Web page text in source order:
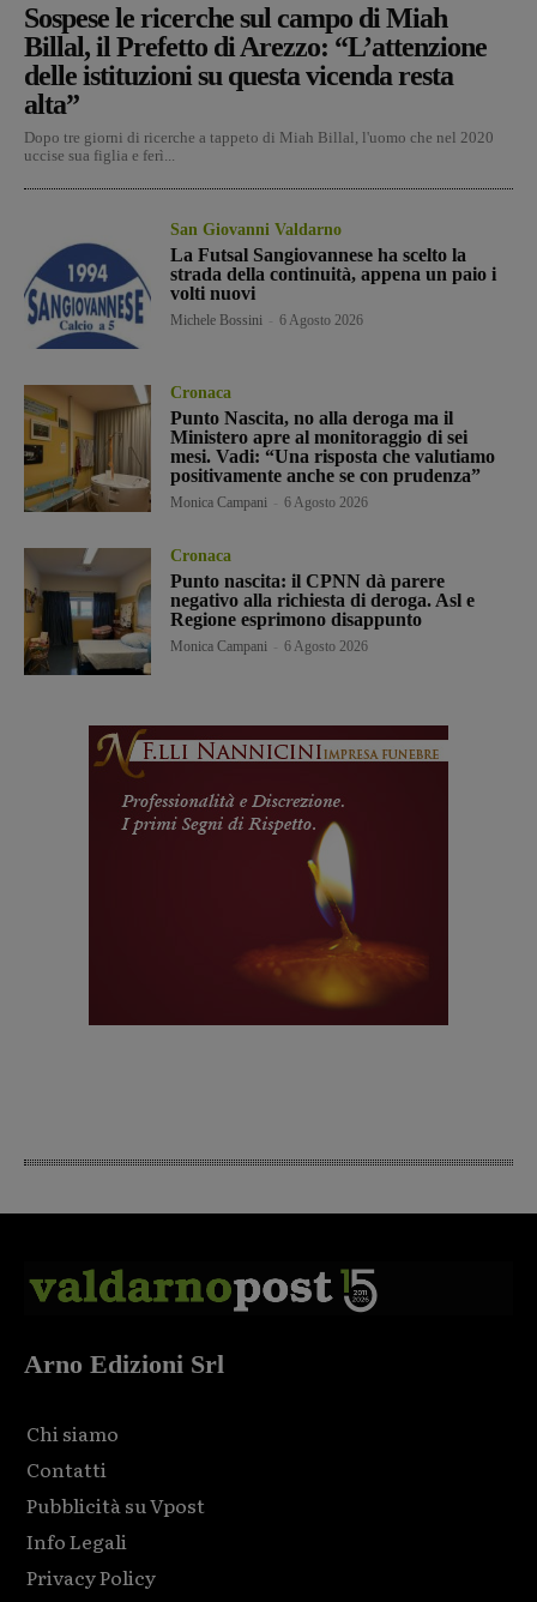
Sospese le ricerche sul campo di Miah
Billal, il Prefetto di Arezzo: “L’attenzione
delle istituzioni su questa vicenda resta
alta”
Dopo tre giorni di ricerche a tappeto di Miah Billal, l'uomo che nel 2020
uccise sua figlia e ferì...
San Giovanni Valdarno
La Futsal Sangiovannese ha scelto la
strada della continuità, appena un paio i
volti nuovi
Michele Bossini 6 Agosto 2026
Cronaca
Punto Nascita, no alla deroga ma il
Ministero apre al monitoraggio di sei
mesi. Vadi: “Una risposta che valutiamo
positivamente anche se con prudenza”
Monica Campani 6 Agosto 2026
Cronaca
Punto nascita: il CPNN dà parere
negativo alla richiesta di deroga. Asl e
Regione esprimono disappunto
Monica Campani 6 Agosto 2026
Arno Edizioni Srl
Chi siamo
Contatti
Pubblicità su Vpost
Info Legali
Privacy Policy